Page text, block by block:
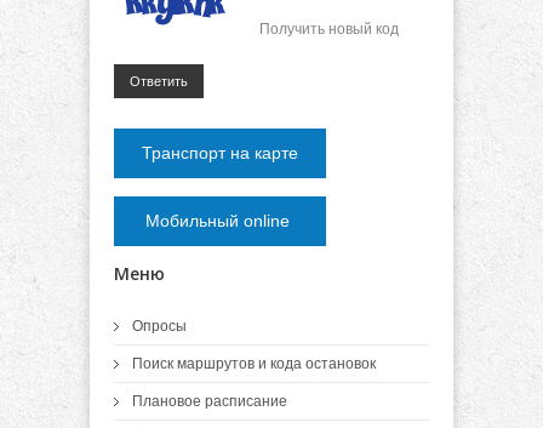
Получить новый код
Ответить
Транспорт на карте
Мобильный online
Меню
Опросы
Поиск маршрутов и кода остановок
Плановое расписание